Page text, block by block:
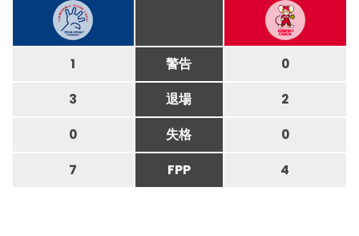
1 警告 0
3 退場 2
0 失格 0
7 FPP 4